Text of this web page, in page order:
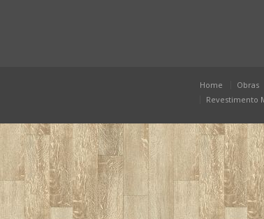
Home Obras
Revestimento